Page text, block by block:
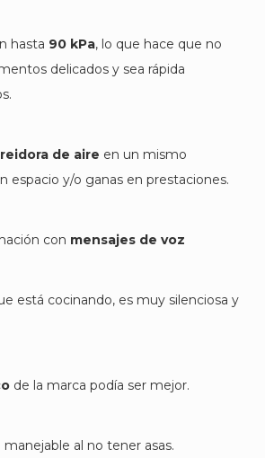
hasta 90 kPa, lo que hace que no
delicados y sea rápida
de aire en un mismo
espacio y/o ganas en prestaciones.
con mensajes de voz
está cocinando, es muy silenciosa y
de la marca podía ser mejor.
al no tener asas.